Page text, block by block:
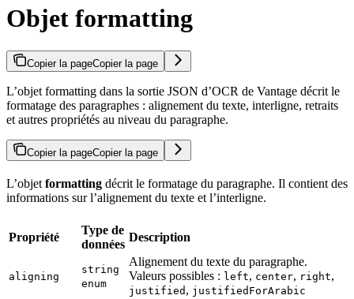
Objet formatting
Copier la pageCopier la page
L’objet formatting dans la sortie JSON d’OCR de Vantage décrit le
formatage des paragraphes : alignement du texte, interligne, retraits
et autres propriétés au niveau du paragraphe.
Copier la pageCopier la page
L’objet formatting décrit le formatage du paragraphe. Il contient des
informations sur l’alignement du texte et l’interligne.
Propriété
Type de
données
Description
aligning
string
enum
Alignement du texte du paragraphe.
Valeurs possibles : left, center, right,
justified , justifiedForArabic